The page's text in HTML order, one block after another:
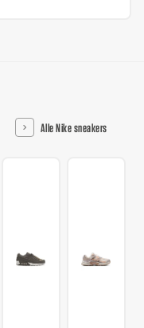
Alle Nike sneakers